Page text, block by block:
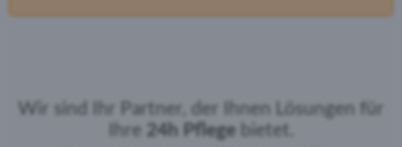
Wir sind Ihr Partner, der Ihnen Lösungen für
Ihre 24h Pflegebietet.